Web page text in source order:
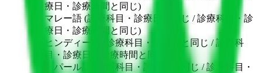
療日・診療時間と同じ)
マレー語 (診療科目・診療日と同じ / 診療科目・診
療日・診療時間と同じ)
ヒンディー語 (診療科目・診療日と同じ / 診療科
目・診療日・診療時間と同じ)
ネパール語 (診療科目・診療日と同じ / 診療科目・